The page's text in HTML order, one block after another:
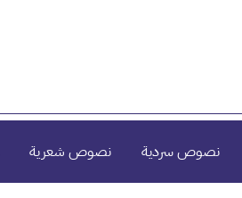
نصوص سردية نصوص شعرية